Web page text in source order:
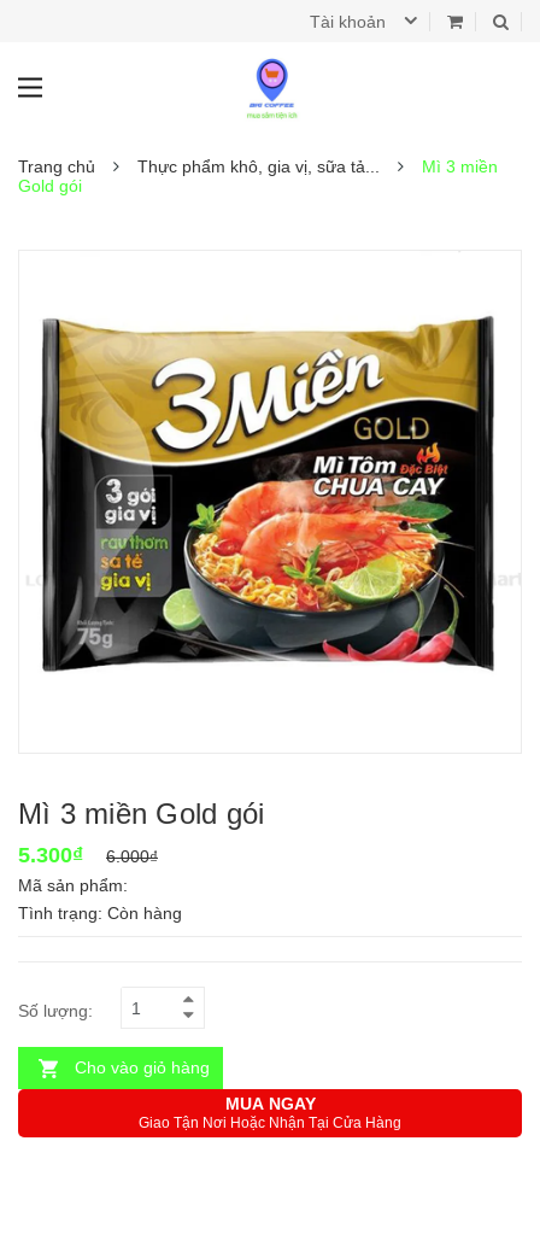
Tài khoản
Trang chủ Thực phẩm khô, gia vị, sữa tả...
Mì 3 miền
Gold gói
Mì 3 miền Gold gói
5.300₫
6.000₫
Mã sản phẩm:
Tình trạng: Còn hàng
Số lượng:
Cho vào giỏ hàng
MUA NGAY
Giao Tận Nơi Hoặc Nhận Tại Cửa Hàng